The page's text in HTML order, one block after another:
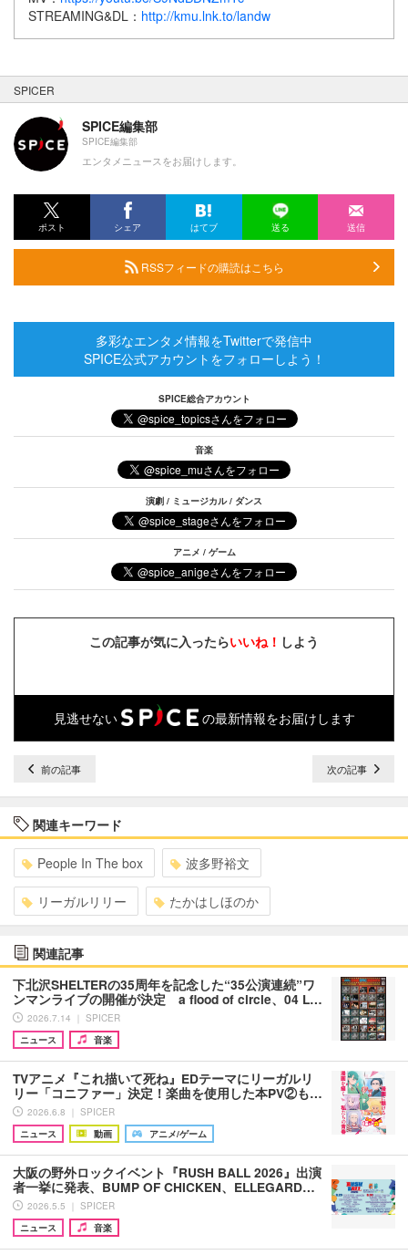
STREAMING&DL： http://kmu.lnk.to/landw
SPICER
SPICE編集部
SPICE編集部
エンタメニュースをお届けします。
ポスト シェア はてブ 送る 送信
RSSフィードの購読はこちら
多彩なエンタメ情報をTwitterで発信中
SPICE公式アカウントをフォローしよう！
SPICE総合アカウント
音楽
演劇 / ミュージカル / ダンス
アニメ / ゲーム
この記事が気に入ったらいいね！ しよう
見逃せない の最新情報をお届けします
前の記事 次の記事
関連キーワード
People In The box 波多野裕文
リーガルリリー たかはしほのか
関連記事
下北沢SHELTERの35周年を記念した“35公演連続”ワ
ンマンライブの開催が決定 a flood of circle、04 L…
2026.7.14 ｜ SPICER
ニュース
音楽
TVアニメ『これ描いて死ね』EDテーマにリーガルリ
リー「コニファー」決定！楽曲を使用した本PV②も…
2026.6.8 ｜ SPICER
ニュース
動画 アニメ/ゲーム
大阪の野外ロックイベント『RUSH BALL 2026』出演
者一挙に発表、BUMP OF CHICKEN、ELLEGARD…
2026.5.5 ｜ SPICER
ニュース
音楽